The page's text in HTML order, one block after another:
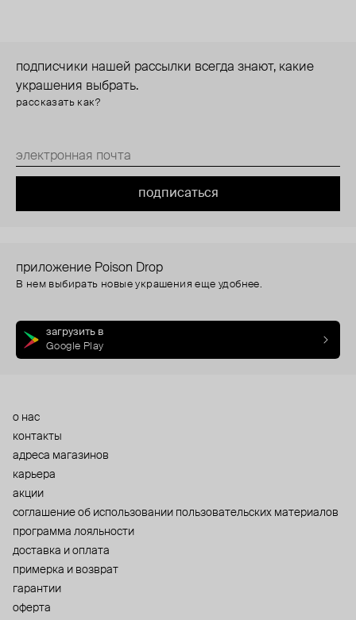
подписчики нашей рассылки всегда знают, какие
украшения выбрать.
рассказать как?
подписаться
приложение Poison Drop
В нем выбирать новые украшения еще удобнее.
загрузить в
Google Play
о нас
контакты
адреса магазинов
карьера
акции
cоглашение об использовании пользовательских материалов
программа лояльности
доставка и оплата
примерка и возврат
гарантии
оферта